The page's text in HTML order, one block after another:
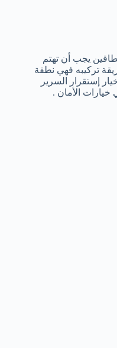
يجب أن تهتم
تركيبه فهي نطقة
إستقرار السرير
الأمان .